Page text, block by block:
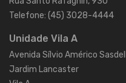
Telefone: (45) 3028-4444
Unidade Vila A
Avenida Sílvio Américo
Jardim Lancaster